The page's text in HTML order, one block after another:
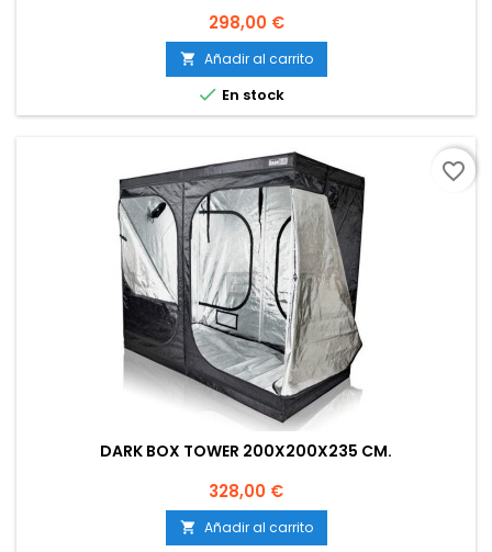
Precio
298,00 €
 Añadir al carrito
 En stock
DARK BOX TOWER 200X200X235 CM.
Precio
328,00 €
 Añadir al carrito
favorite_border